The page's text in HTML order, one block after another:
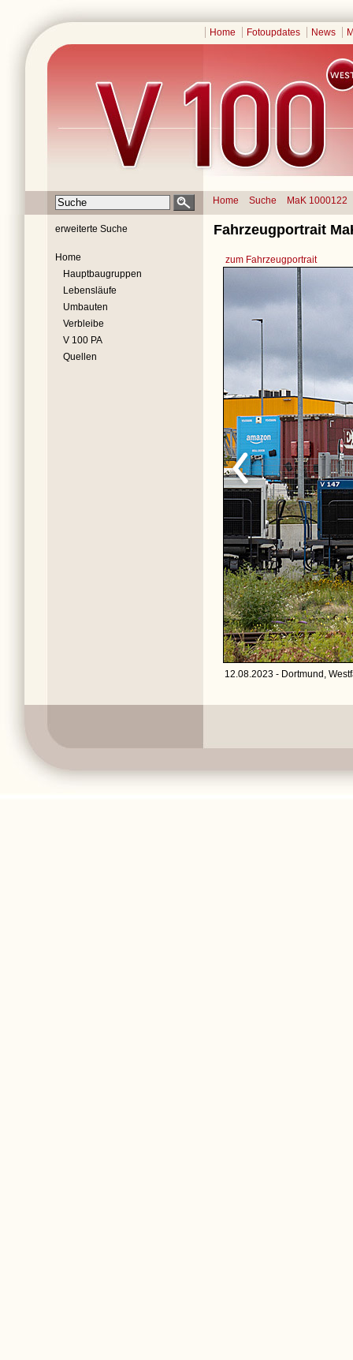
Home Fotoupdates News
Home Suche MaK 1000122
erweiterte Suche
Home
Hauptbaugruppen
Lebensläufe
Umbauten
Verbleibe
V 100 PA
Quellen
Fahrzeugportrait
zum Fahrzeugportrait
12.08.2023 - Dortmund,